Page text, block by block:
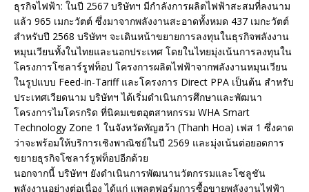
ธุรกิจไฟฟ้า: ในปี 2567 บริษัทฯ มีกำลังการผลิตไฟฟ้าสะสมที่ลงนาม
แล้ว 965 เมกะวัตต์ ซึ่งมาจากพลังงานสะอาดทั้งหมด 437 เมกะวัตต์
สำหรับปี 2568 บริษัทฯ จะเดินหน้าขยายการลงทุนในธุรกิจพลังงาน
หมุนเวียนทั้งในไทยและนอกประเทศ โดยในไทยมุ่งเน้นการลงทุนใน
โครงการโซลาร์รูฟท็อป โครงการผลิตไฟฟ้าจากพลังงานหมุนเวียน
ในรูปแบบ Feed-in-Tariff และโครงการ Direct PPA เป็นต้น สำหรับ
ประเทศเวียดนาม บริษัทฯ ได้เริ่มดำเนินการศึกษาและพัฒนา
โครงการไมโครกริด ที่นิคมเขตอุตสาหกรรม WHA Smart
Technology Zone 1 ในจังหวัดทัญฮว้า (Thanh Hoa) เฟส 1 ซึ่งคาด
ว่าจะพร้อมให้บริการเชิงพาณิชย์ในปี 2569 และมุ่งเน้นต่อยอดการ
ขยายธุรกิจโซลาร์รูฟท็อปอีกด้วย
นอกจากนี้ บริษัทฯ ยังดำเนินการพัฒนานวัตกรรมและโซลูชัน
พลังงานอย่างต่อเนื่อง ได้แก่ แพลตฟอร์มการซื้อขายพลังงานไฟฟ้า